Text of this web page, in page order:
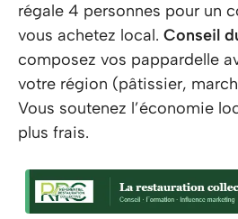
régale 4 personnes pour un
vous achetez local. Conseil
composez vos pappardelle
votre région (pâtissier,
Vous soutenez l’économie
plus frais.